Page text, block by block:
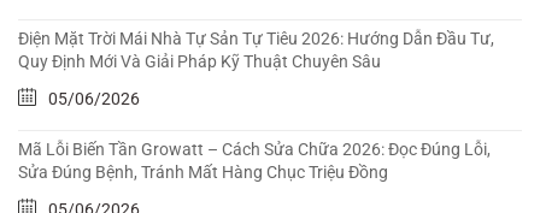
Điện Mặt Trời Mái Nhà Tự Sản Tự Tiêu 2026: Hướng Dẫn Đầu Tư,
Quy Định Mới Và Giải Pháp Kỹ Thuật Chuyên Sâu
05/06/2026
Mã Lỗi Biến Tần Growatt – Cách Sửa Chữa 2026: Đọc Đúng Lỗi,
Sửa Đúng Bệnh, Tránh Mất Hàng Chục Triệu Đồng
05/06/2026